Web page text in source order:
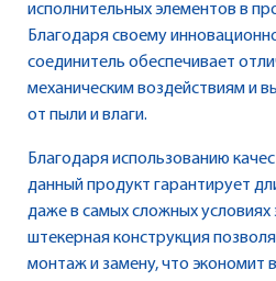
исполнительных элементов в
Благодаря своему
соединитель обеспечивает
механическим воздействиям и
от пыли и влаги.
Благодаря использованию
данный продукт гарантирует
даже в самых сложных условиях
штекерная конструкция
монтаж и замену, что экономит